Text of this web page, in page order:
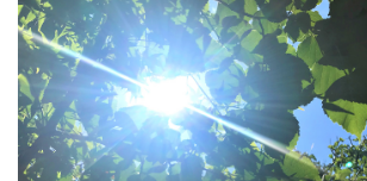
め
の
種
類
～
ケ
ミ
カ